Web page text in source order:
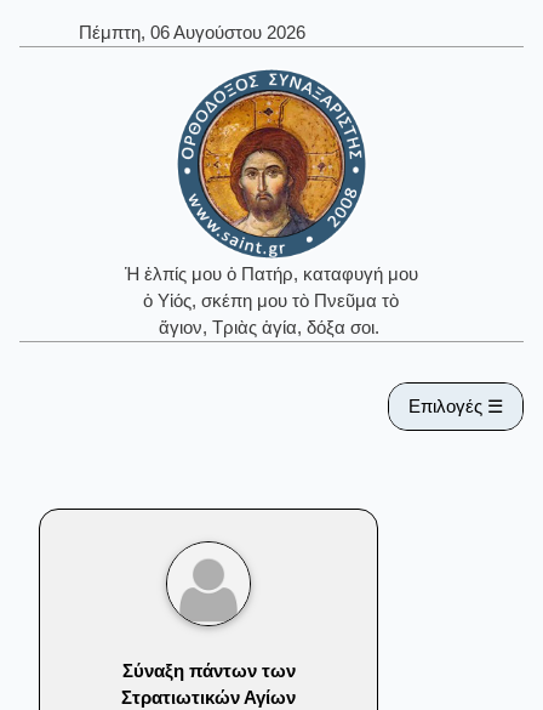
Πέμπτη, 06 Αυγούστου 2026
Ἡ ἐλπίς μου ὁ Πατήρ, καταφυγή μου
ὁ Υἱός, σκέπη μου τὸ Πνεῦμα τὸ
ἅγιον, Τριὰς ἁγία, δόξα σοι.
Επιλογές ☰
Σύναξη πάντων των
Στρατιωτικών Αγίων